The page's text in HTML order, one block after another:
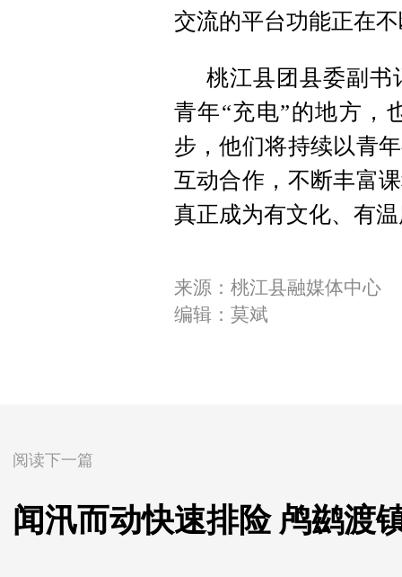
交流的平台功能正在
桃江县团县委副书
青年“充电”的地方，
步，他们将持续以青
互动合作，不断丰富
真正成为有文化、有
来源：桃江县融媒体中心
编辑：莫斌
阅读下一篇
闻汛而动快速排险 鸬鹚渡